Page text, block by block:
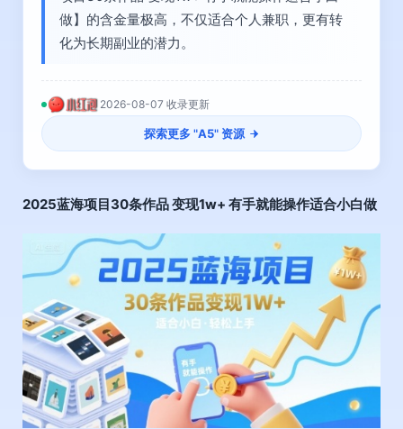
做】的含金量极高，不仅适合个人兼职，更有转
化为长期副业的潜力。
2026-08-07 收录更新
探索更多 "A5" 资源
2025蓝海项目30条作品 变现1w+ 有手就能操作适合小白做